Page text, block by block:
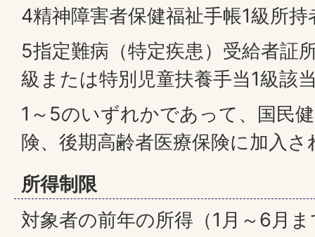
4精神障害者保健福祉手帳1級所持
5指定難病（特定疾患）受給者証
級または特別児童扶養手当1級該
1～5のいずれかであって、国民
険、後期高齢者医療保険に加入
所得制限
対象者の前年の所得（1月～6月